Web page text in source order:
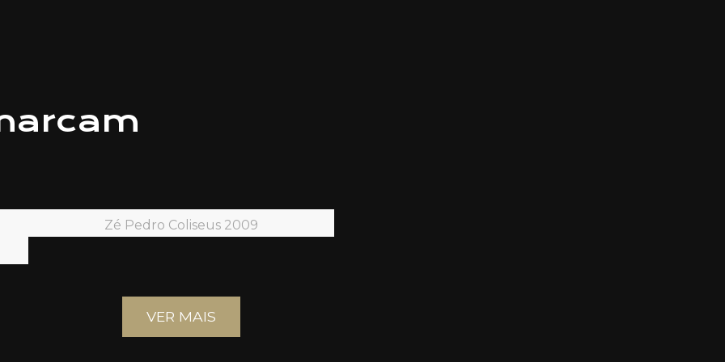
Zé Pedro Coliseus 2009
VER MAIS